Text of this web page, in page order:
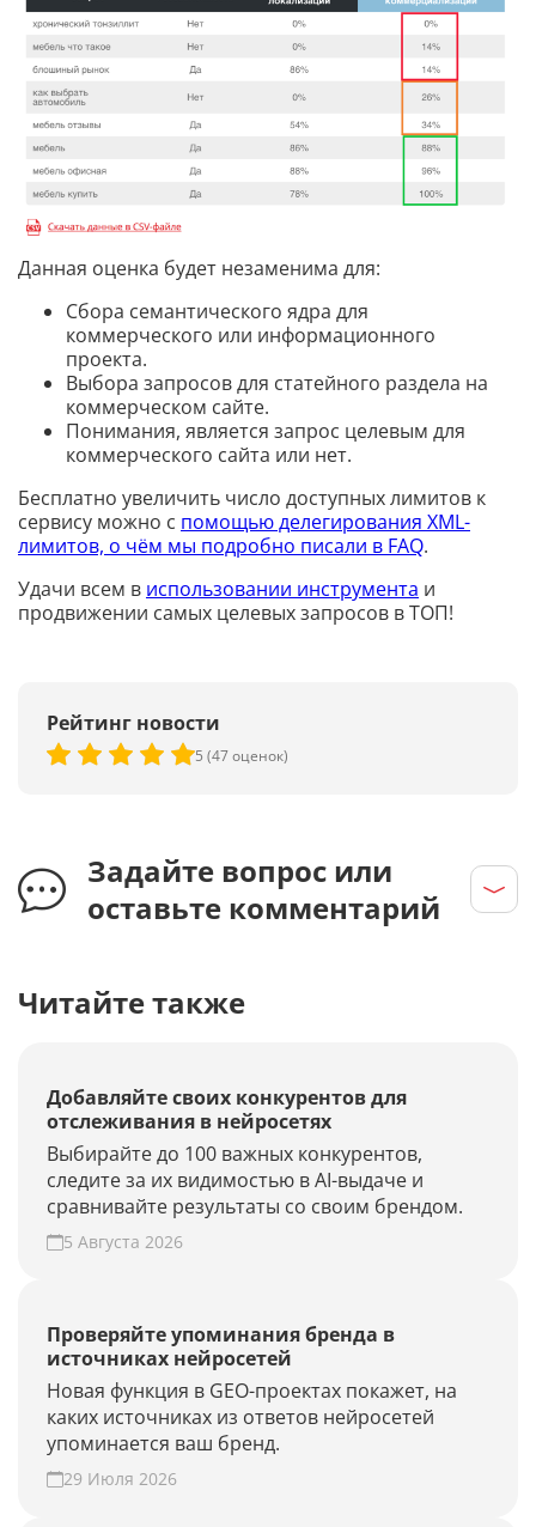
Данная оценка будет незаменима для:
Сбора семантического ядра для
коммерческого или информационного
проекта.
Выбора запросов для статейного раздела на
коммерческом сайте.
Понимания, является запрос целевым для
коммерческого сайта или нет.
Бесплатно увеличить число доступных лимитов к
сервису можно с помощью делегирования XML-
лимитов, о чём мы подробно писали в FAQ.
Удачи всем в использовании инструмента и
продвижении самых целевых запросов в ТОП!
Рейтинг новости
5 (47 оценок)
Задайте вопрос или
оставьте комментарий
Читайте также
Добавляйте своих конкурентов для
отслеживания в нейросетях
Выбирайте до 100 важных конкурентов,
следите за их видимостью в AI-выдаче и
сравнивайте результаты со своим брендом.
5 Августа 2026
Проверяйте упоминания бренда в
источниках нейросетей
Новая функция в GEO-проектах покажет, на
каких источниках из ответов нейросетей
упоминается ваш бренд.
29 Июля 2026